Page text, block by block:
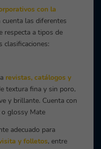
con la
cuenta las diferentes
respecta a tipos de
clasificaciones:
revistas,catálogos y
textura fina y sin poro,
y brillante. Cuenta con
glossy Mate
adecuado para
yfolletos, entre